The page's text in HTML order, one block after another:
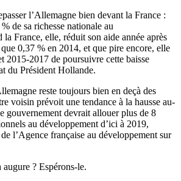
l’Allemagne bien devant la France :
de sa richesse nationale au
France, elle, réduit son aide année après
0,37 % en 2014, et que pire encore, elle
2015-2017 de poursuivre cette baisse
du Président Hollande.
reste toujours bien en deçà des
voisin prévoit une tendance à la hausse au-
gouvernement devrait allouer plus de 8
au développement d’ici à 2019,
l’Agence française au développement sur
? Espérons-le.